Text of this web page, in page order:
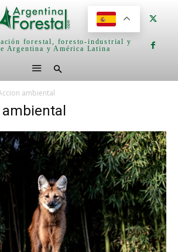
forestal, foresto-industrial y
Argentina y América Latina
ambiental
ambiental